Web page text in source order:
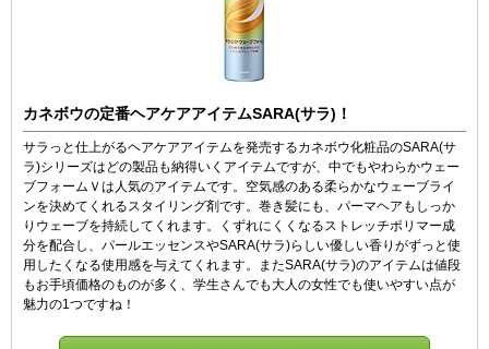
カネボウの定番ヘアケアアイテムSARA(サラ)！
サラっと仕上がるヘアケアアイテムを発売するカネボウ化粧品のSARA(サ
ラ)シリーズはどの製品も納得いくアイテムですが、中でもやわらかウェー
ブフォームＶは人気のアイテムです。空気感のある柔らかなウェーブライ
ンを決めてくれるスタイリング剤です。巻き髪にも、パーマヘアもしっか
りウェーブを持続してくれます。くずれにくくなるストレッチポリマー成
分を配合し、パールエッセンスやSARA(サラ)らしい優しい香りがずっと使
用したくなる使用感を与えてくれます。またSARA(サラ)のアイテムは値段
もお手頃価格のものが多く、学生さんでも大人の女性でも使いやすい点が
魅力の1つですね！